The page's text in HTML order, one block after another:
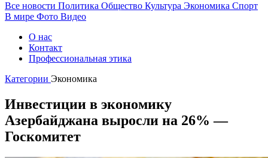
Все новости Политика Общество Культура Экономика Спорт
В мире Фото Видео
О нас
Контакт
Профессиональная этика
Категории Экономика
Инвестиции в экономику
Азербайджана выросли на 26% —
Госкомитет